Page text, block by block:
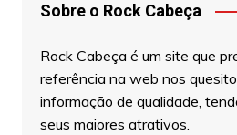
Sobre o Rock Cabeça
Rock Cabeça é um site que
referência na web nos
informação de qualidade,
seus maiores atrativos.